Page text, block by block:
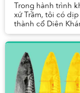
Trong hành trình
xứ Trầm, tôi có
thành cổ Diên
cách thành phố